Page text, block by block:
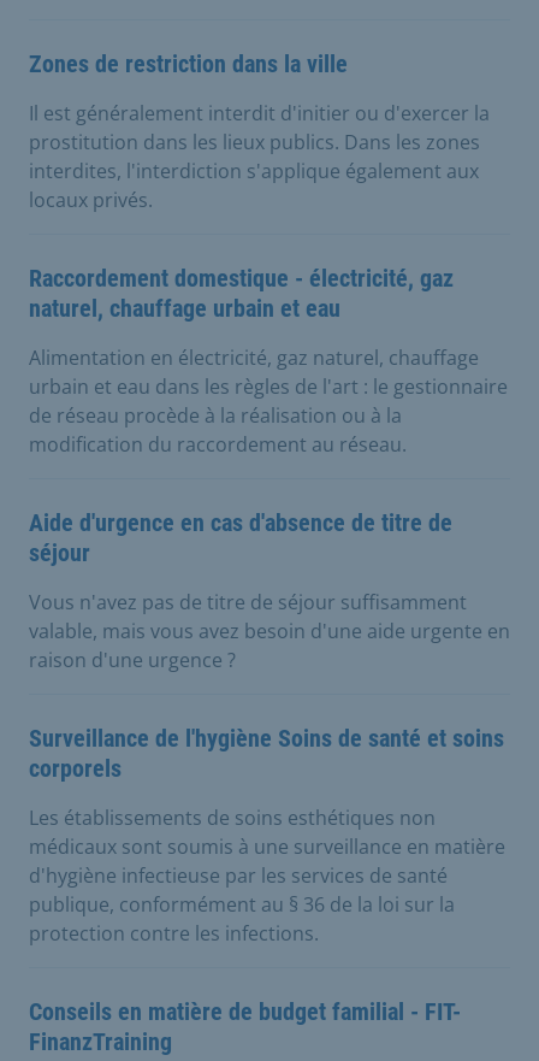
Zones de restriction dans la ville
Il est généralement interdit d'initier ou d'exercer la
prostitution dans les lieux publics. Dans les zones
interdites, l'interdiction s'applique également aux
locaux privés.
Raccordement domestique - électricité, gaz
naturel, chauffage urbain et eau
Alimentation en électricité, gaz naturel, chauffage
urbain et eau dans les règles de l'art : le gestionnaire
de réseau procède à la réalisation ou à la
modification du raccordement au réseau.
Aide d'urgence en cas d'absence de titre de
séjour
Vous n'avez pas de titre de séjour suffisamment
valable, mais vous avez besoin d'une aide urgente en
raison d'une urgence ?
Surveillance de l'hygiène Soins de santé et soins
corporels
Les établissements de soins esthétiques non
médicaux sont soumis à une surveillance en matière
d'hygiène infectieuse par les services de santé
publique, conformément au § 36 de la loi sur la
protection contre les infections.
Conseils en matière de budget familial - FIT-
FinanzTraining